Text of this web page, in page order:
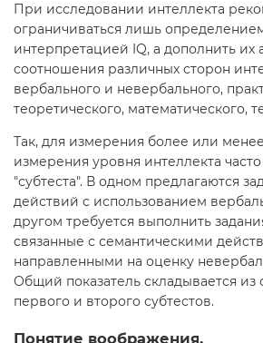
При исследовании интеллекта
ограничиваться лишь
интерпретацией IQ, а дополнить их
соотношения различных сторон
вербального и невербального,
теоретического, математического,
Так, для измерения более или
измерения уровня интеллекта
"субтеста". В одном предлагаются
действий с использованием
другом требуется выполнить
связанные с семантическими
направленными на оценку
Общий показатель складывается из
первого и второго субтестов.
Понятие воображения.